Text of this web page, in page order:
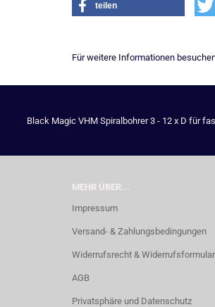
teilen
Für weitere Informationen
Black Magic VHM Spiralbohrer 3 - 12 x D für
MEHR ÜBER...
Impressum
Versand- & Zahlungsbedingungen
Widerrufsrecht & Widerrufsformular
AGB
Privatsphäre und Datenschutz